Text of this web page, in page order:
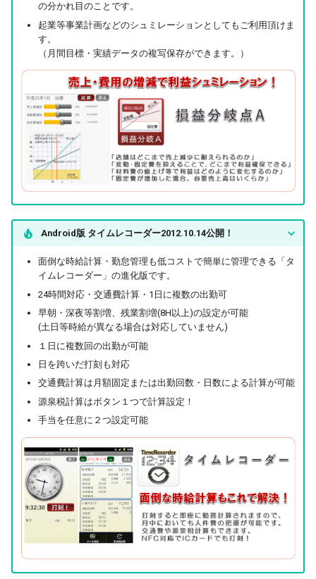
の分かれ目のことです。
起業等事業計画などのシュミレーションとしてもご利用頂けま
す。
（月間目標・実績データの複写保存ができます。）
Android版 タイムレコーダー2012.10.14公開！
面倒な時給計算・勤怠管理も低コストで簡単に管理できる「タ
イムレコーダー」の進化版です。
24時間対応・交通費計算・1日に複数の出勤可
早朝・深夜等割増、残業割増(8H以上)の設定が可能
(土日等時給が異なる場合は対応していません)
１日に複数回の出勤が可能
日を跨いだ打刻も対応
交通費計算は月額固定または出勤回数・日数による計算が可能
源泉税計算はボタン１つで計算設定！
手当を任意に２つ設定可能